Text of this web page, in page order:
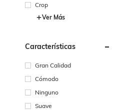
Crop
Ver Más
Características
Gran Calidad
Cómodo
Ninguno
Suave